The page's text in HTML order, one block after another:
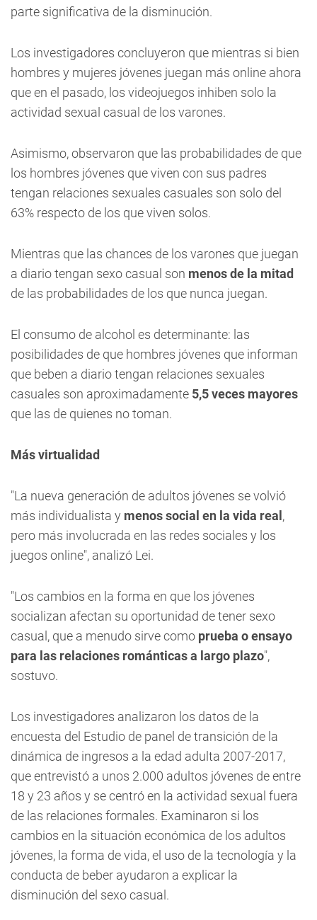
parte significativa de la disminución.
Los investigadores concluyeron que mientras si bien
hombres y mujeres jóvenes juegan más online ahora
que en el pasado, los videojuegos inhiben solo la
actividad sexual casual de los varones.
Asimismo, observaron que las probabilidades de que
los hombres jóvenes que viven con sus padres
tengan relaciones sexuales casuales son solo del
63% respecto de los que viven solos.
Mientras que las chances de los varones que juegan
a diario tengan sexo casual son menos de la mitad
de las probabilidades de los que nunca juegan.
El consumo de alcohol es determinante: las
posibilidades de que hombres jóvenes que informan
que beben a diario tengan relaciones sexuales
casuales son aproximadamente 5,5 veces mayores
que las de quienes no toman.
Más virtualidad
"La nueva generación de adultos jóvenes se volvió
más individualista y menos social en la vida real ,
pero más involucrada en las redes sociales y los
juegos online", analizó Lei.
"Los cambios en la forma en que los jóvenes
socializan afectan su oportunidad de tener sexo
casual, que a menudo sirve como prueba o ensayo
para las relaciones románticas a largo plazo",
sostuvo.
Los investigadores analizaron los datos de la
encuesta del Estudio de panel de transición de la
dinámica de ingresos a la edad adulta 2007-2017,
que entrevistó a unos 2.000 adultos jóvenes de entre
18 y 23 años y se centró en la actividad sexual fuera
de las relaciones formales. Examinaron si los
cambios en la situación económica de los adultos
jóvenes, la forma de vida, el uso de la tecnología y la
conducta de beber ayudaron a explicar la
disminución del sexo casual.